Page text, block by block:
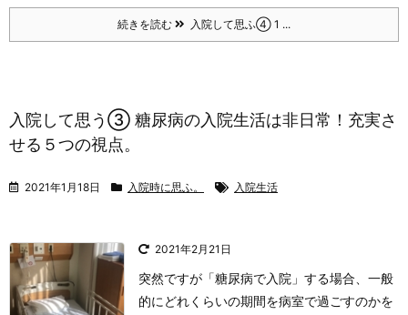
続きを読む 入院して思ふ④ 1 ...
入院して思う③ 糖尿病の入院生活は非日常！充実さ
せる５つの視点。
2021年1月18日 入院時に思ふ。 入院生活
2021年2月21日
突然ですが「糖尿病で入院」する場合、一般
的にどれくらいの期間を病室で過ごすのかを